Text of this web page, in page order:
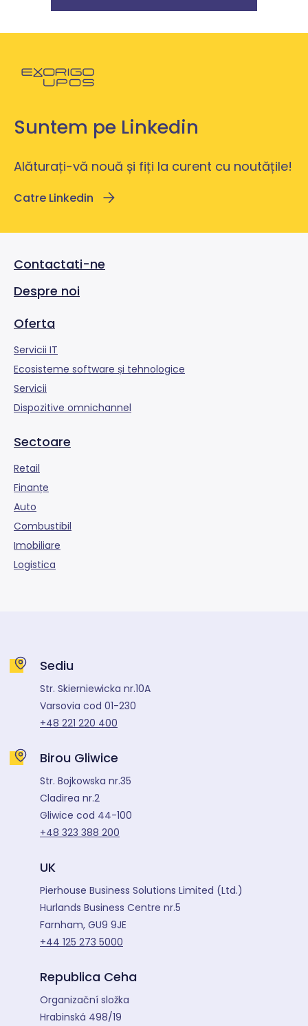
Suntem pe Linkedin
Alăturați-vă nouă și fiți la curent cu noutățile!
Catre Linkedin
Contactati-ne
Despre noi
Oferta
Servicii IT
Ecosisteme software și tehnologice
Servicii
Dispozitive omnichannel
Sectoare
Retail
Finanțe
Auto
Combustibil
Imobiliare
Logistica
Sediu
Str. Skierniewicka nr.10A
Varsovia cod 01-230
+48 221 220 400
Birou Gliwice
Str. Bojkowska nr.35
Cladirea nr.2
Gliwice cod 44-100
+48 323 388 200
UK
Pierhouse Business Solutions Limited (Ltd.)
Hurlands Business Centre nr.5
Farnham, GU9 9JE
+44 125 273 5000
Republica Ceha
Organizační složka
Hrabinská 498/19